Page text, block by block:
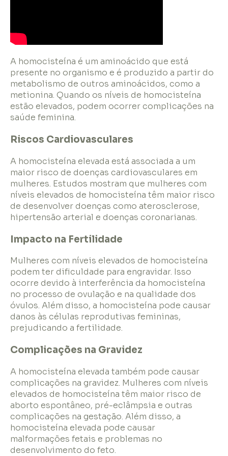
A homocisteína é um aminoácido que está
presente no organismo e é produzido a partir do
metabolismo de outros aminoácidos, como a
metionina. Quando os níveis de homocisteína
estão elevados, podem ocorrer complicações na
saúde feminina.
Riscos Cardiovasculares
A homocisteína elevada está associada a um
maior risco de doenças cardiovasculares em
mulheres. Estudos mostram que mulheres com
níveis elevados de homocisteína têm maior risco
de desenvolver doenças como aterosclerose,
hipertensão arterial e doenças coronarianas.
Impacto na Fertilidade
Mulheres com níveis elevados de homocisteína
podem ter dificuldade para engravidar. Isso
ocorre devido à interferência da homocisteína
no processo de ovulação e na qualidade dos
óvulos. Além disso, a homocisteína pode causar
danos às células reprodutivas femininas,
prejudicando a fertilidade.
Complicações na Gravidez
A homocisteína elevada também pode causar
complicações na gravidez. Mulheres com níveis
elevados de homocisteína têm maior risco de
aborto espontâneo, pré-eclâmpsia e outras
complicações na gestação. Além disso, a
homocisteína elevada pode causar
malformações fetais e problemas no
desenvolvimento do feto.